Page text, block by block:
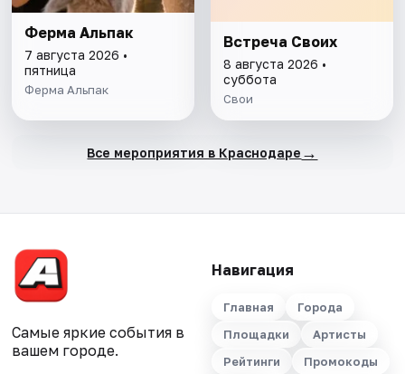
Ферма Альпак
7 августа 2026 •
пятница
Ферма Альпак
Встреча Своих
8 августа 2026 •
суббота
Свои
Все мероприятия в Краснодаре →
Самые яркие события в
вашем городе.
Навигация
Главная
Города
Площадки
Артисты
Рейтинги
Промокоды